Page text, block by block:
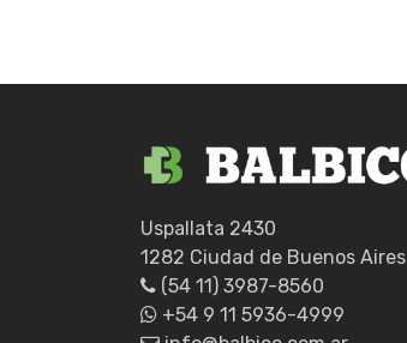
Uspallata 2430
1282 Ciudad de Buenos Aires
(54 11) 3987-8560
+54 9 11 5936-4999